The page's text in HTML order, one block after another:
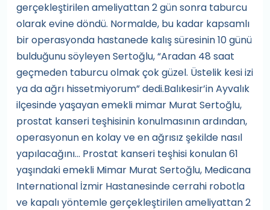
gerçekleştirilen ameliyattan 2 gün sonra taburcu
olarak evine döndü. Normalde, bu kadar kapsamlı
bir operasyonda hastanede kalış süresinin 10 günü
bulduğunu söyleyen Sertoğlu, “Aradan 48 saat
geçmeden taburcu olmak çok güzel. Üstelik kesi izi
ya da ağrı hissetmiyorum” dedi.Balıkesir’in Ayvalık
ilçesinde yaşayan emekli mimar Murat Sertoğlu,
prostat kanseri teşhisinin konulmasının ardından,
operasyonun en kolay ve en ağrısız şekilde nasıl
yapılacağını... Prostat kanseri teşhisi konulan 61
yaşındaki emekli Mimar Murat Sertoğlu, Medicana
International İzmir Hastanesinde cerrahi robotla
ve kapalı yöntemle gerçekleştirilen ameliyattan 2